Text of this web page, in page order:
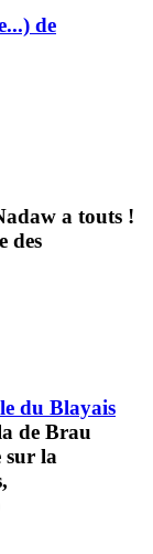
de
a touts !
des
du Blayais
de Brau
sur la